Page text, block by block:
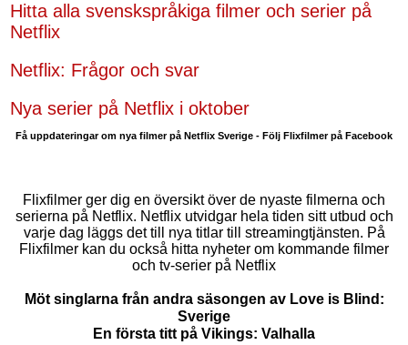
Hitta alla svenskspråkiga filmer och serier på
Netflix
Netflix: Frågor och svar
Nya serier på Netflix i oktober
Få uppdateringar om nya filmer på Netflix Sverige - Följ Flixfilmer på Facebook
Flixfilmer ger dig en översikt över de nyaste filmerna och
serierna på Netflix. Netflix utvidgar hela tiden sitt utbud och
varje dag läggs det till nya titlar till streamingtjänsten. På
Flixfilmer kan du också hitta nyheter om kommande filmer
och tv-serier på Netflix
Möt singlarna från andra säsongen av Love is Blind:
Sverige
En första titt på Vikings: Valhalla